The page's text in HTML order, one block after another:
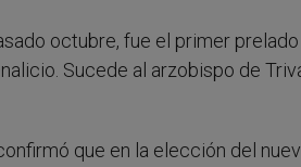
octubre, fue el primer
Sucede al arzobispo de
que en la elección del